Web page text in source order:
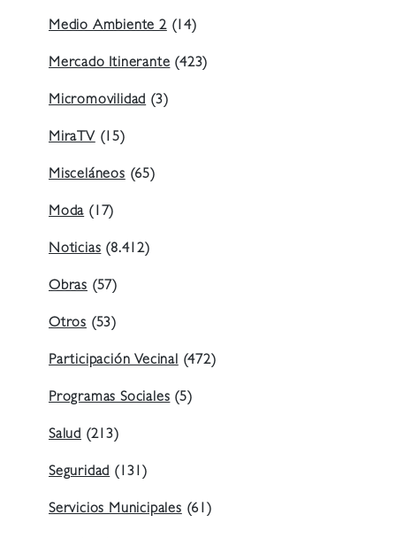
Medio Ambiente 2(14)
Mercado Itinerante (423)
Micromovilidad (3)
MiraTV (15)
Misceláneos (65)
Moda (17)
Noticias (8.412)
Obras (57)
Otros (53)
Participación Vecinal (472)
Programas Sociales (5)
Salud (213)
Seguridad (131)
Servicios Municipales (61)